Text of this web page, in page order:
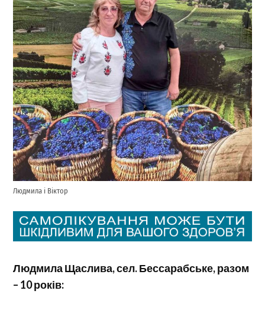
Людмила і Віктор
Людмила Щаслива, сел. Бессарабське, разом
– 10 років: